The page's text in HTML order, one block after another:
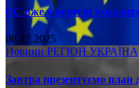
ЄС вже у вересні
08.17.2025
Новини РЕГІОН УКРАЇНА
Завтра презентуємо план